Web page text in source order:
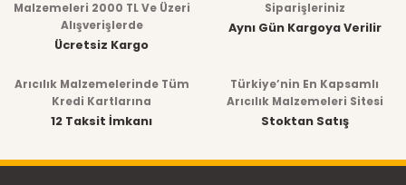
Malzemeleri 2000 TL Ve Üzeri
Alışverişlerde
Ücretsiz Kargo
Siparişleriniz
Aynı Gün Kargoya Verilir
Arıcılık Malzemelerinde Tüm
Kredi Kartlarına
12 Taksit İmkanı
Türkiye’nin En Kapsamlı
Arıcılık Malzemeleri Sitesi
Stoktan Satış